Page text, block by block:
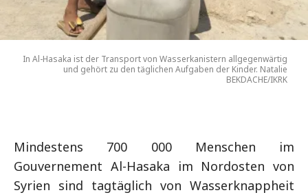
In Al-Hasaka ist der Transport von Wasserkanistern allgegenwärtig
und gehört zu den täglichen Aufgaben der Kinder. Natalie
BEKDACHE/IKRK
Mindestens 700 000 Menschen im
Gouvernement Al-Hasaka im Nordosten von
Syrien sind tagtäglich von Wasserknappheit